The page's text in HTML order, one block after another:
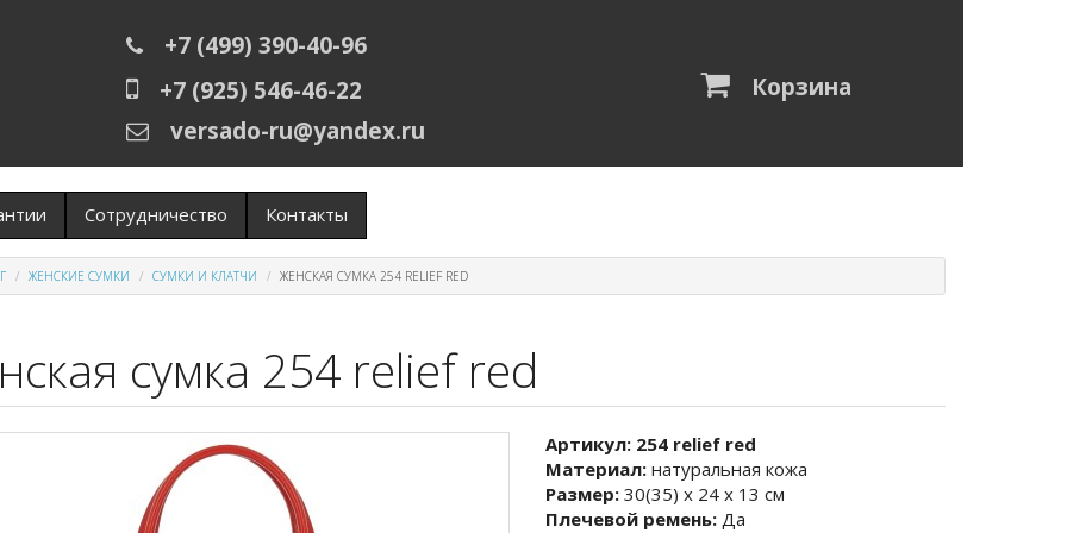
+7 (499) 390-40-96
+7 (925) 546-46-22
versado-ru@yandex.ru
Корзина
Сотрудничество Контакты
ЖЕНСКИЕ СУМКИ СУМКИ И КЛАТЧИ ЖЕНСКАЯ СУМКА 254 RELIEF RED
сумка 254 relief red
Артикул: 254 relief red
Материал:натуральная кожа
Размер:30(35) х 24 х 13 см
Плечевой ремень:Да